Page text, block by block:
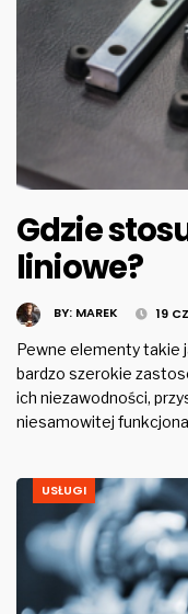
Gdzie
liniowe?
BY: MAREK 19
Pewne elementy takie
bardzo szerokie
ich niezawodności,
niesamowitej
USŁUGI